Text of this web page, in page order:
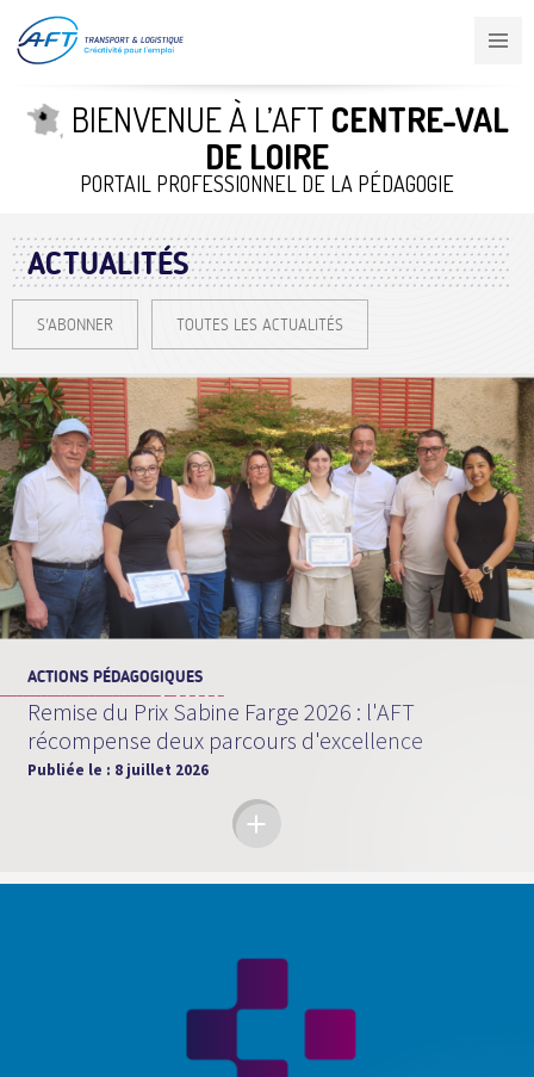
contenu
principal
BIENVENUE À L’AFT CENTRE-VAL
DE LOIRE
PORTAIL PROFESSIONNEL DE LA PÉDAGOGIE
ACTUALITÉS
S'ABONNER TOUTES LES ACTUALITÉS
ACTIONS PÉDAGOGIQUES
Remise du Prix Sabine Farge 2026 : l'AFT
récompense deux parcours d'excellence
Publiée le : 8 juillet 2026